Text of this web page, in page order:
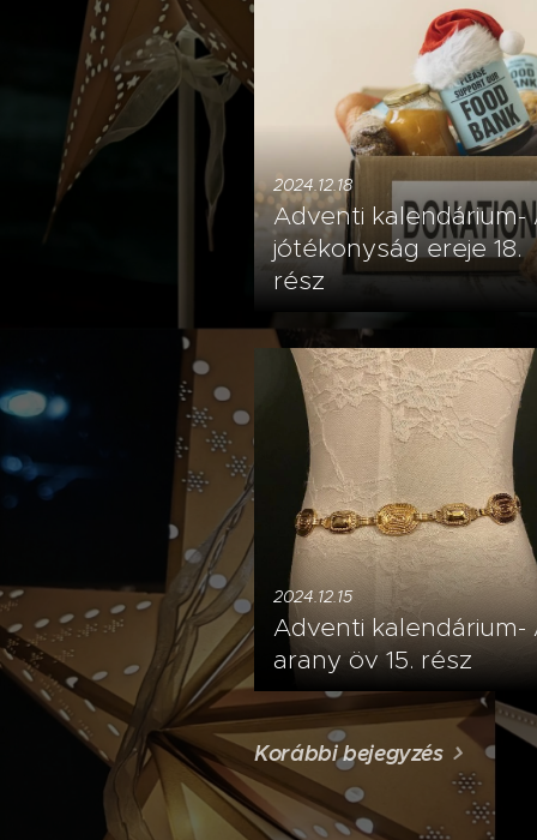
2024.12.18
Adventi kalendárium-
jótékonyság ereje 18.
rész
2024.12.15
Adventi kalendárium-
arany öv 15. rész
Korábbi bejegyzés